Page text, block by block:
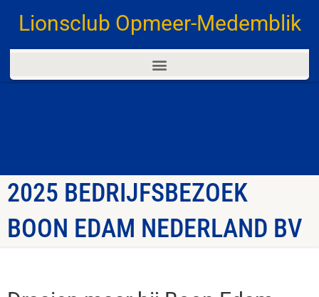
Lionsclub Opmeer-Medemblik
2025 BEDRIJFSBEZOEK
BOON EDAM NEDERLAND BV